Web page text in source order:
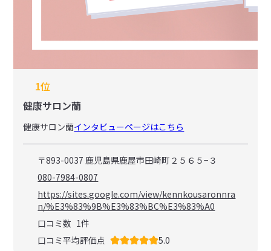
1位
健康サロン蘭
健康サロン蘭インタビューページはこちら
〒893-0037 鹿児島県鹿屋市田崎町２５６５−３
080-7984-0807
https://sites.google.com/view/kennkousaronnra
n/%E3%83%9B%E3%83%BC%E3%83%A0
口コミ数 1件
口コミ平均評価点
5.0